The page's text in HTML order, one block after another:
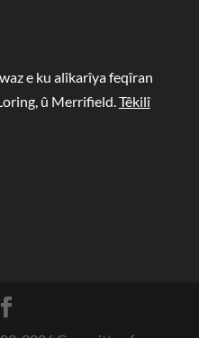
e ku alîkarîya feqîran
û Merrifield.Têkilî